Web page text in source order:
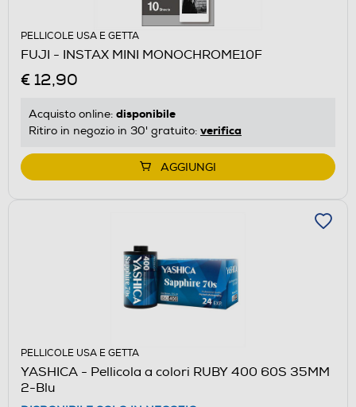
PELLICOLE USA E GETTA
FUJI - INSTAX MINI MONOCHROME10F
€ 12,90
Acquisto online: disponibile
Ritiro in negozio in 30' gratuito: verifica
AGGIUNGI
PELLICOLE USA E GETTA
YASHICA - Pellicola a colori RUBY 400 60S 35MM
2-Blu